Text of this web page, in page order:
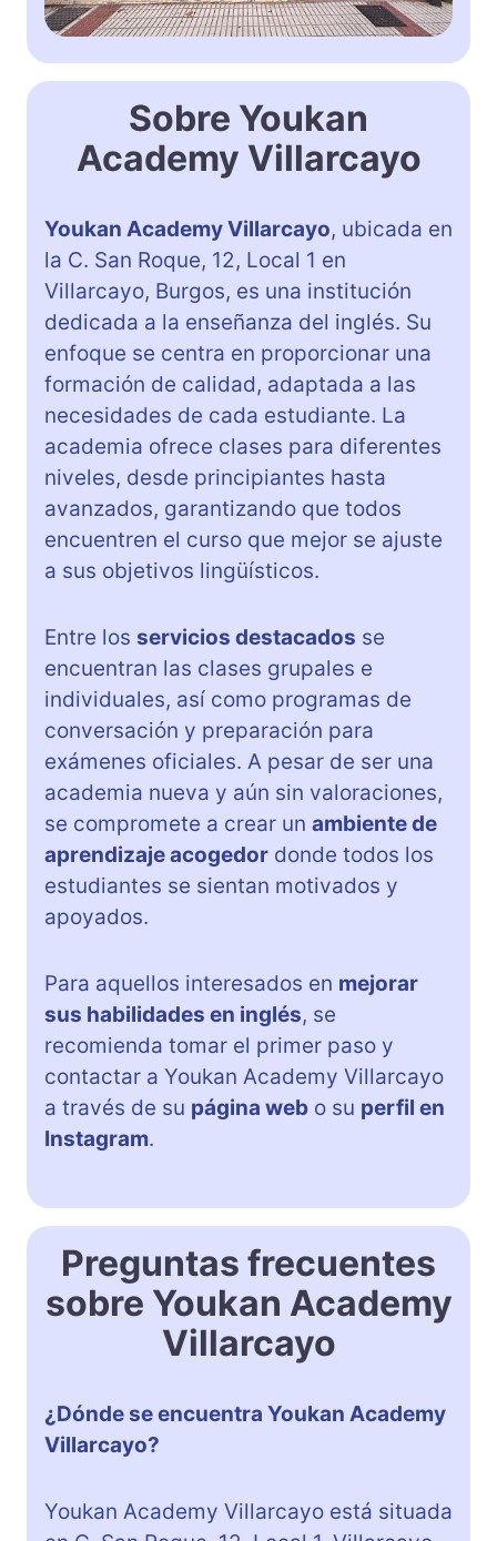
Sobre Youkan
Academy Villarcayo
Youkan Academy Villarcayo, ubicada en
la C. San Roque, 12, Local 1 en
Villarcayo, Burgos, es una institución
dedicada a la enseñanza del inglés. Su
enfoque se centra en proporcionar una
formación de calidad, adaptada a las
necesidades de cada estudiante. La
academia ofrece clases para diferentes
niveles, desde principiantes hasta
avanzados, garantizando que todos
encuentren el curso que mejor se ajuste
a sus objetivos lingüísticos.
Entre los servicios destacados se
encuentran las clases grupales e
individuales, así como programas de
conversación y preparación para
exámenes oficiales. A pesar de ser una
academia nueva y aún sin valoraciones,
se compromete a crear un ambiente de
aprendizaje acogedor donde todos los
estudiantes se sientan motivados y
apoyados.
Para aquellos interesados en mejorar
sus habilidades en inglés, se
recomienda tomar el primer paso y
contactar a Youkan Academy Villarcayo
a través de su página web o su perfil en
Instagram.
Preguntas frecuentes
sobre Youkan Academy
Villarcayo
¿Dónde se encuentra Youkan Academy
Villarcayo?
Youkan Academy Villarcayo está situada